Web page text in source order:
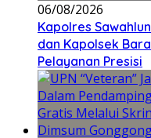
06/08/2026
Kapolres
dan Kapolsek
Pelayanan Presisi